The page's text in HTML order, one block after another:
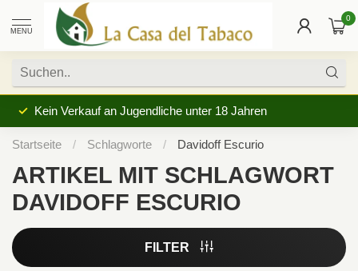
MENU
0
Kein Verkauf an Jugendliche unter 18 Jahren
Startseite / Schlagworte / Davidoff Escurio
ARTIKEL MIT SCHLAGWORT
DAVIDOFF ESCURIO
FILTER